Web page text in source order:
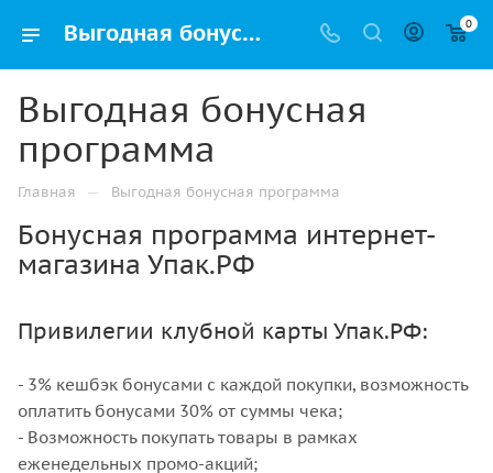
Выгодная бонусная программа 0
Выгодная бонусная
программа
Главная — Выгодная бонусная программа
Бонусная программа интернет-
магазина Упак.РФ
Привилегии клубной карты Упак.РФ:
- 3% кешбэк бонусами с каждой покупки, возможность
оплатить бонусами 30% от суммы чека;
- Возможность покупать товары в рамках
еженедельных промо-акций;